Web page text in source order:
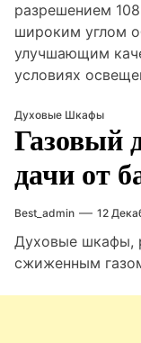
разрешением
широким углом
улучшающим
условиях
Духовые Шкафы
Газовый
дачи от
Best_admin 12
Духовые шкафы,
сжиженным